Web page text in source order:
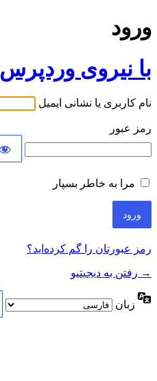
ورود
با نیروی وردپرس
نام کاربری یا نشانی ایمیل
رمز عبور
مرا به خاطر بسپار
رمز عبورتان را گم کرده‌اید؟
→ رفتن به دیجیتیو
زبان